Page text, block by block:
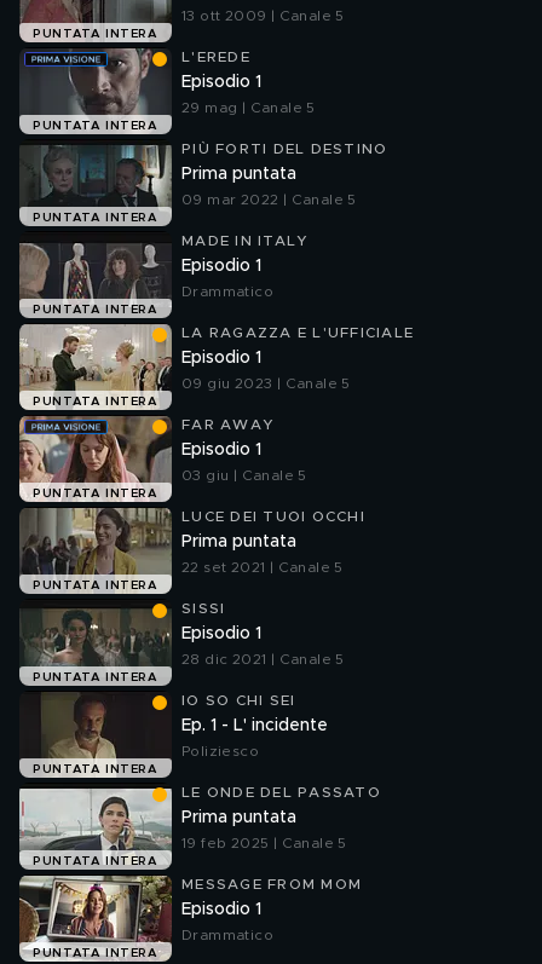
PUNTATA INTERA
13 ott 2009 | Canale 5
PUNTATA INTERA
L'EREDE
Episodio 1
29 mag | Canale 5
PUNTATA INTERA
PIÙ FORTI DEL DESTINO
Prima puntata
09 mar 2022 | Canale 5
PUNTATA INTERA
MADE IN ITALY
Episodio 1
Drammatico
PUNTATA INTERA
LA RAGAZZA E L'UFFICIALE
Episodio 1
09 giu 2023 | Canale 5
PUNTATA INTERA
FAR AWAY
Episodio 1
03 giu | Canale 5
PUNTATA INTERA
LUCE DEI TUOI OCCHI
Prima puntata
22 set 2021 | Canale 5
PUNTATA INTERA
SISSI
Episodio 1
28 dic 2021 | Canale 5
PUNTATA INTERA
IO SO CHI SEI
Ep. 1 - L' incidente
Poliziesco
PUNTATA INTERA
LE ONDE DEL PASSATO
Prima puntata
19 feb 2025 | Canale 5
PUNTATA INTERA
MESSAGE FROM MOM
Episodio 1
Drammatico